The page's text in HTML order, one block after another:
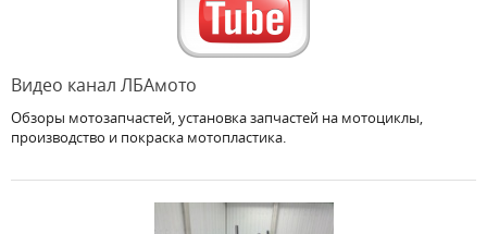
Видео канал ЛБАмото
Обзоры мотозапчастей, установка запчастей на мотоциклы,
производство и покраска мотопластика.